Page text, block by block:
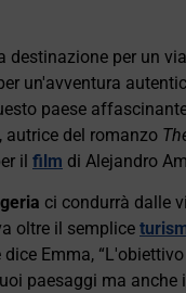
destinazione per un
un'avventura
paese
autrice del romanzo
il film di Alejandro
ci condurrà dalle
oltre il semplice
dice Emma,
paesaggi ma